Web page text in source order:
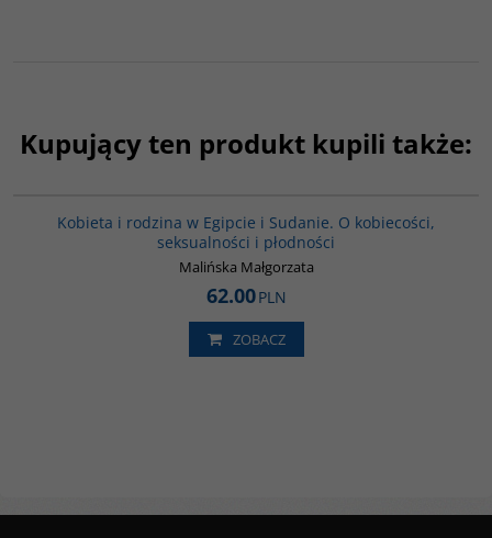
Kupujący ten produkt kupili także:
Kobieta i rodzina w Egipcie i Sudanie. O kobiecości,
seksualności i płodności
Malińska Małgorzata
62.00PLN
ZOBACZ